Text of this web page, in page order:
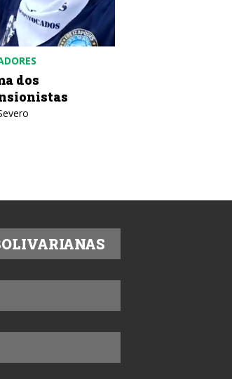
COLÔMBIA
Colômbia: contra a fraude,
desobediência civil
Texto: IELA